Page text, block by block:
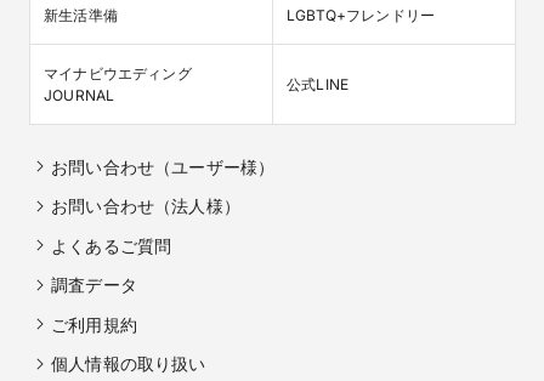
新生活準備 LGBTQ+フレンドリー
マイナビウエディング
JOURNAL
公式LINE
お問い合わせ（ユーザー様）
お問い合わせ（法人様）
よくあるご質問
調査データ
ご利用規約
個人情報の取り扱い